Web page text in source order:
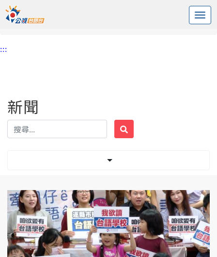
中央內容區塊
頭頁
:::
新聞